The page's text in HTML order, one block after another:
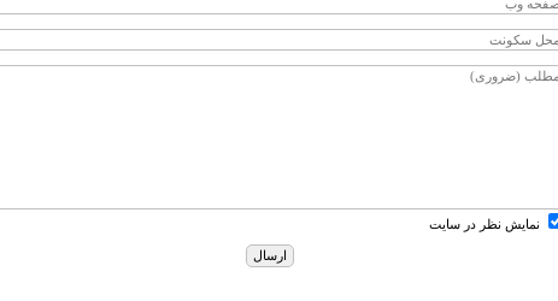
نمایش نظر در سایت